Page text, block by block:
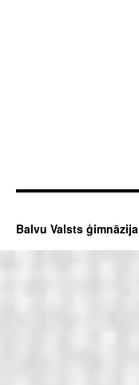
Balvu Valsts ģimnāzija